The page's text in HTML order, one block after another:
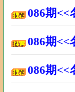
086期
086期
086期